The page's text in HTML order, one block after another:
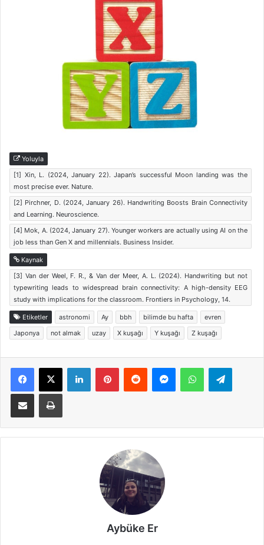
Yoluyla
[1] Xin, L. (2024, January 22). Japan’s successful Moon landing was the
most precise ever. Nature.
[2] Pirchner, D. (2024, January 26). Handwriting Boosts Brain Connectivity
and Learning. Neuroscience.
[4] Mok, A. (2024, January 27). Younger workers are actually using AI on the
job less than Gen X and millennials. Business Insider.
Kaynak
[3] Van der Weel, F. R., & Van der Meer, A. L. (2024). Handwriting but not
typewriting leads to widespread brain connectivity: A high-density EEG
study with implications for the classroom. Frontiers in Psychology, 14.
Etiketler astronomi Ay bbh bilimde bu hafta
evren
Japonya
not almak uzay X kuşağı Y kuşağı Z kuşağı
Facebook
X LinkedInPinterestReddit MessengerWhatsApp
E-Posta ile paylaş Yazdır
Aybüke Er